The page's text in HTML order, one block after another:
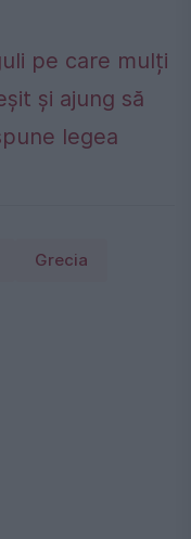
pe care mulți
și ajung să
legea
Grecia